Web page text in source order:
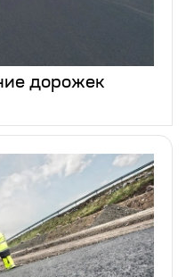
дорожек